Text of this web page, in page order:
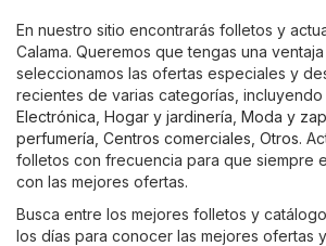
En nuestro sitio encontrarás folletos y
Calama. Queremos que tengas una
seleccionamos las ofertas especiales y
recientes de varias categorías, incluyendo
Electrónica Hogar y jardinería Moda y
perfumería Centros comerciales Otros.
folletos con frecuencia para que siempre
con las mejores ofertas.
Busca entre los mejores folletos y
los días para conocer las mejores ofertas